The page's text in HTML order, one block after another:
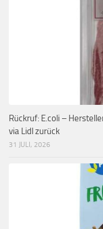
Rückruf: E.coli –
via Lidl zurück
31 JULI, 2026